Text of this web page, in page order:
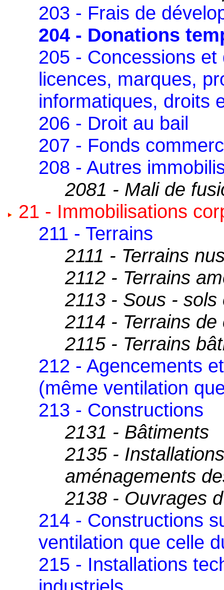
203 - Frais de
204 - Donations
205 - Concessions
licences, marques,
informatiques, droits
206 - Droit au bail
207 - Fonds
208 - Autres
2081 - Mali de
21 - Immobilisations
211 - Terrains
2111 - Terrains
2112 - Terrains
2113 - Sous - sols
2114 - Terrains
2115 - Terrains
212 - Agencements
(même ventilation
213 - Constructions
2131 - Bâtiments
2135 -
aménagements
2138 - Ouvrages
214 - Constructions
ventilation que celle
215 - Installations